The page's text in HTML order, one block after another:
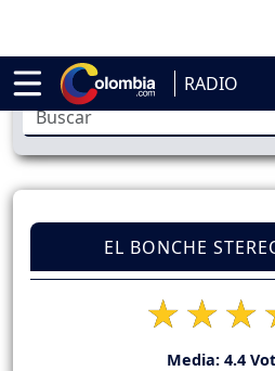
RADIO
Abelardo de la Espriella
EL BONCHE
Media: 4.4